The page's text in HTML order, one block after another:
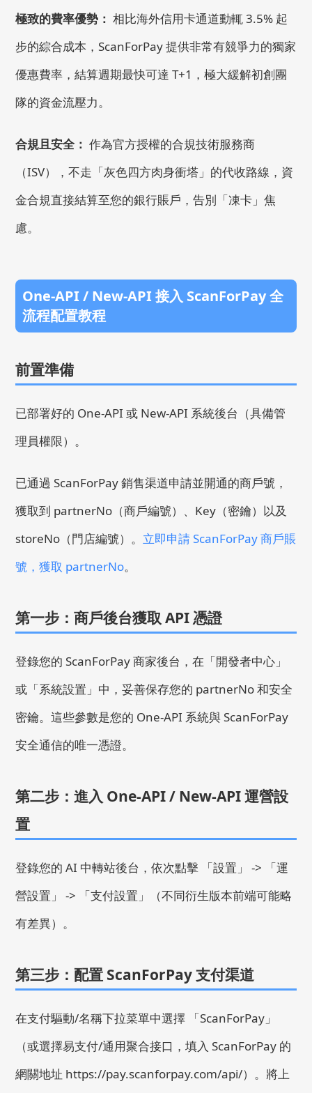
極致的費率優勢： 相比海外信用卡通道動輒 3.5% 起
步的綜合成本，ScanForPay 提供非常有競爭力的獨家
優惠費率，結算週期最快可達 T+1，極大緩解初創團
隊的資金流壓力。
合規且安全： 作為官方授權的合規技術服務商
（ISV），不走「灰色四方肉身衝塔」的代收路線，資
金合規直接結算至您的銀行賬戶，告別「凍卡」焦
慮。
One-API / New-API 接入 ScanForPay 全
流程配置教程
前置準備
已部署好的 One-API 或 New-API 系統後台（具備管
理員權限）。
已通過 ScanForPay 銷售渠道申請並開通的商戶號，
獲取到 partnerNo （商戶編號）、 Key （密鑰）以及
storeNo （門店編號）。 立即申請 ScanForPay 商戶賬
號，獲取 partnerNo。
第一步：商戶後台獲取 API 憑證
登錄您的 ScanForPay 商家後台，在「開發者中心」
或「系統設置」中，妥善保存您的 partnerNo和安全
密鑰。這些參數是您的 One-API 系統與 ScanForPay
安全通信的唯一憑證。
第二步：進入 One-API / New-API 運營設
置
登錄您的 AI 中轉站後台，依次點擊 「設置」 -> 「運
營設置」 -> 「支付設置」（不同衍生版本前端可能略
有差異）。
第三步：配置 ScanForPay 支付渠道
在支付驅動/名稱下拉菜單中選擇 「ScanForPay」
（或選擇易支付/通用聚合接口，填入 ScanForPay 的
網關地址 https://pay.scanforpay.com/api/）。將上